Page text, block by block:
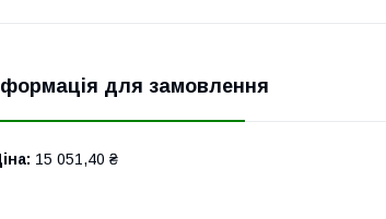
для замовлення
15 051,40 ₴